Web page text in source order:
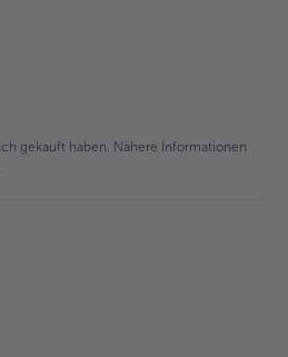
gekauft haben. Nähere Informationen